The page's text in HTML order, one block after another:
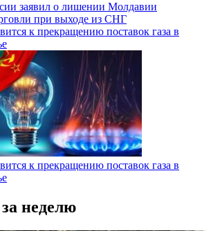
заявил о лишении Молдавии
при выходе из СНГ
к прекращению поставок газа в
к прекращению поставок газа в
неделю